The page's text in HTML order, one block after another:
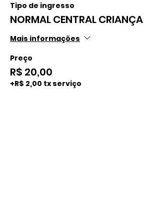
Tipo de ingresso
NORMAL CENTRAL CRIANÇA
Mais informações
Preço
R$ 20,00
+R$ 2,00 tx serviço